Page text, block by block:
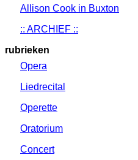
Allison Cook in Buxton
:: ARCHIEF ::
rubrieken
Opera
Liedrecital
Operette
Oratorium
Concert